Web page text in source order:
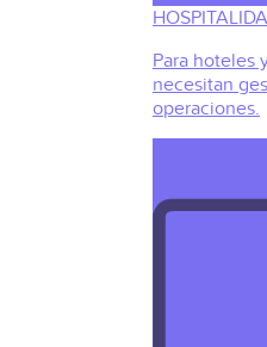
Para hoteles
necesitan
operaciones.